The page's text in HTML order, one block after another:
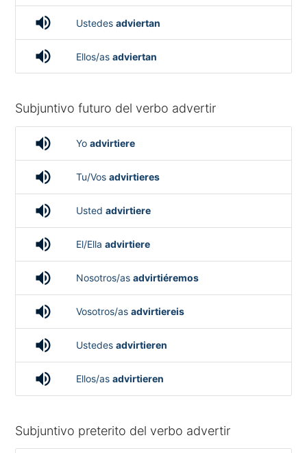
volume_up Ustedes adviertan
volume_up Ellos/as adviertan
Subjuntivo futuro del verbo advertir
volume_up Yo advirtiere
volume_up Tu/Vos advirtieres
volume_up Usted advirtiere
volume_up El/Ella advirtiere
volume_up Nosotros/as advirtiéremos
volume_up Vosotros/as advirtiereis
volume_up Ustedes advirtieren
volume_up Ellos/as advirtieren
Subjuntivo preterito del verbo advertir